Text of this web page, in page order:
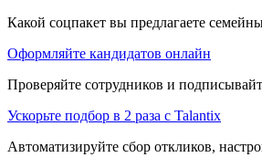
Какой соцпакет вы предлагаете
Оформляйте кандидатов онлайн
Проверяйте сотрудников и
Ускорьте подбор в 2 раза с Talantix
Автоматизируйте сбор откликов,